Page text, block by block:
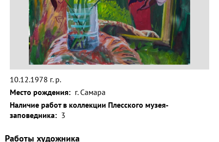
10.12.1978 г. р.
Место рождения: г. Самара
Наличие работ в коллекции Плесского музея-
заповедника: 3
Работы художника
Волга и
левый берег
Время
года на
картине